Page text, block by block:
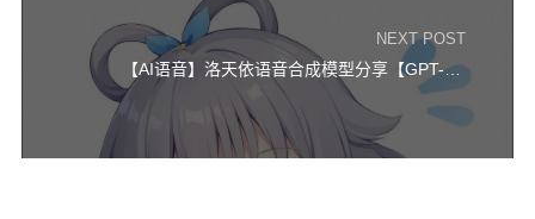
NEXT POST
【AI语音】洛天依语音合成模型分享【GPT-SoVITS】